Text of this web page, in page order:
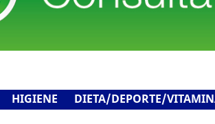
HIGIENE DIETA/DEPORTE/